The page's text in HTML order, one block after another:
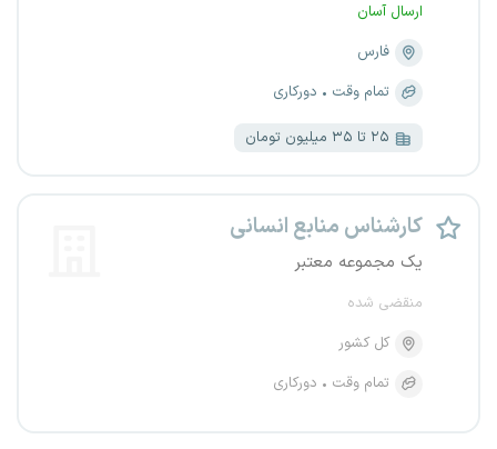
ارسال آسان
فارس
تمام وقت
دورکاری
۲۵ تا ۳۵ میلیون تومان
کارشناس منابع انسانی
یک مجموعه معتبر
منقضی شده
کل کشور
تمام وقت
دورکاری